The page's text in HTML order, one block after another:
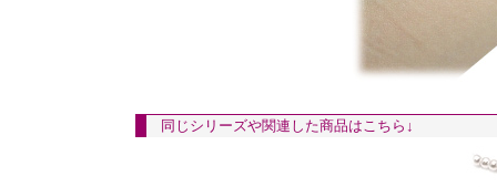
同じシリーズや関連した商品はこちら↓